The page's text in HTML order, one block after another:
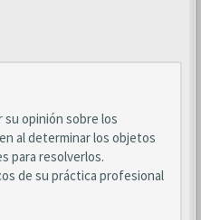
su opinión sobre los
al determinar los objetos
para resolverlos.
de su práctica profesional